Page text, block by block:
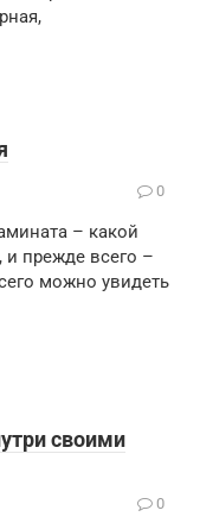
0
– какой
прежде всего –
можно увидеть
своими
0